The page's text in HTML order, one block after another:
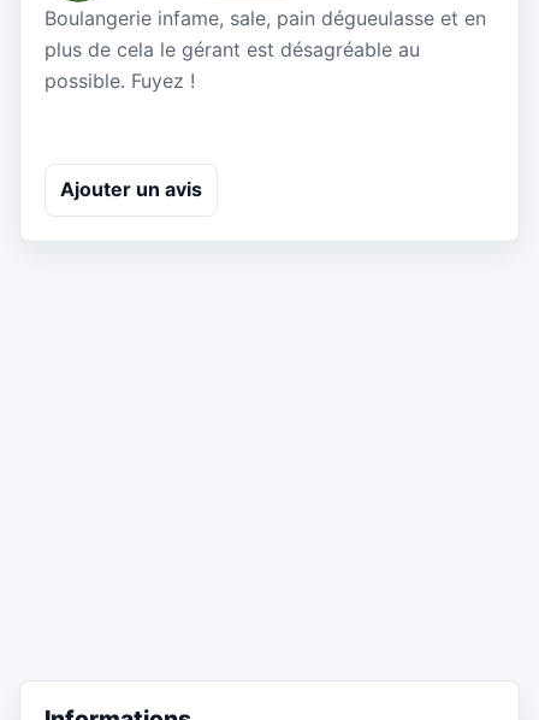
Boulangerie infame, sale, pain dégueulasse et en
plus de cela le gérant est désagréable au
possible. Fuyez !
Ajouter un avis